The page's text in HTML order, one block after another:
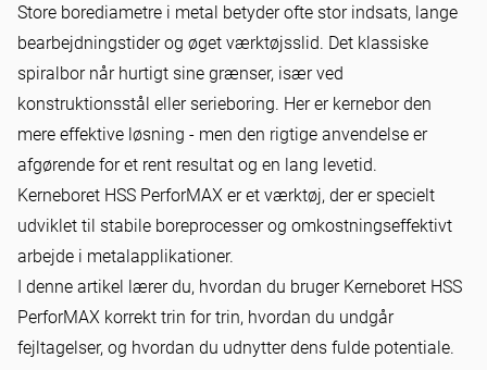
Sådan bruger du kerneboret
HSS PerforMAX perfekt: En
guide til effektiv boring i
metal
Store borediametre i metal betyder ofte stor indsats, lange
bearbejdningstider og øget værktøjsslid. Det klassiske
spiralbor når hurtigt sine grænser, især ved
konstruktionsstål eller serieboring. Her er kernebor den
mere effektive løsning - men den rigtige anvendelse er
afgørende for et rent resultat og en lang levetid.
Kerneboret HSS PerforMAX er et værktøj, der er specielt
udviklet til stabile boreprocesser og omkostningseffektivt
arbejde i metalapplikationer.
I denne artikel lærer du, hvordan du bruger Kerneboret HSS
PerforMAX korrekt trin for trin, hvordan du undgår
fejltagelser, og hvordan du udnytter dens fulde potentiale.